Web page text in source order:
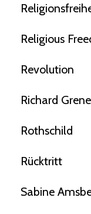
Religious
Revolution
Richard
Rothschild
Rücktritt
Sabine